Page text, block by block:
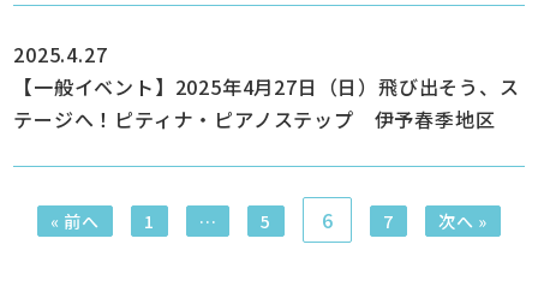
2025.4.27
【一般イベント】2025年4月27日（日）飛び出そう、ス
テージへ！ピティナ・ピアノステップ 伊予春季地区
« 前へ 1 … 5 6 7 次へ »